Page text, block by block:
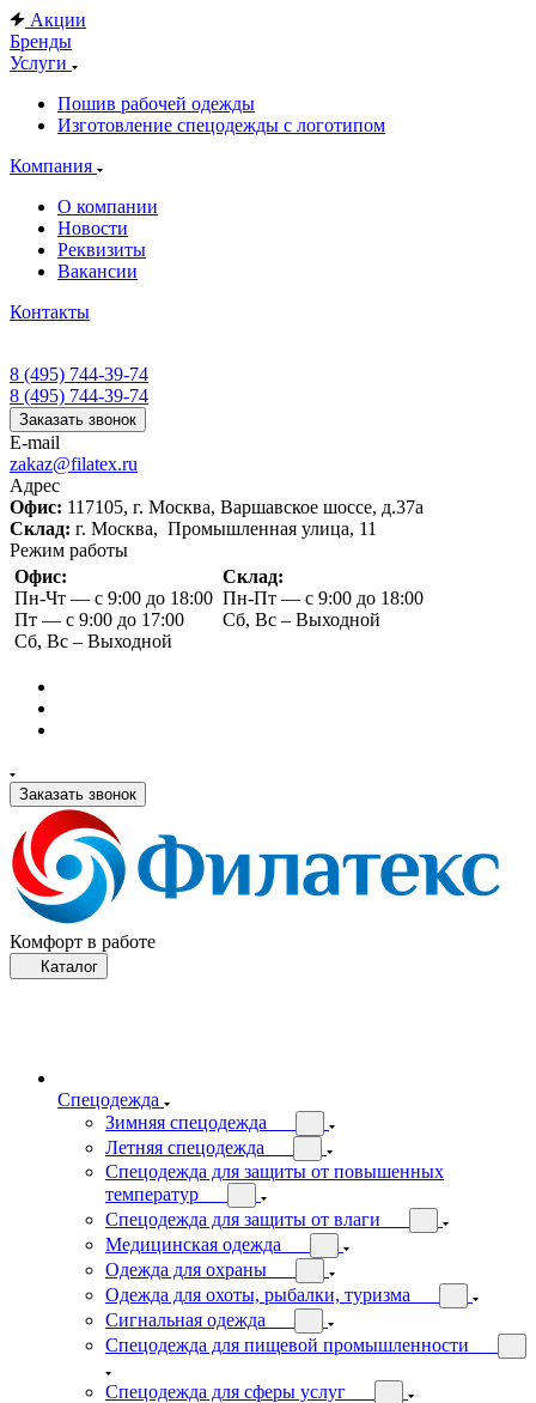
Акции
Бренды
Услуги
Пошив рабочей одежды
Изготовление спецодежды с логотипом
Компания
О компании
Новости
Реквизиты
Вакансии
Контакты
8 (495) 744-39-74
8 (495) 744-39-74
Заказать звонок
E-mail
zakaz@filatex.ru
Адрес
Офис: 117105, г. Москва, Варшавское шоссе, д.37а
Склад: г. Москва, Промышленная улица, 11
Режим работы
Офис:
Пн-Чт — с 9:00 до 18:00
Пт — с 9:00 до 17:00
Сб, Вс – Выходной
Склад:
Пн-Пт — с 9:00 до 18:00
Сб, Вс – Выходной
Заказать звонок
Комфорт в работе
Каталог
Спецодежда
Зимняя спецодежда
Летняя спецодежда
Спецодежда для защиты от повышенных
температур
Спецодежда для защиты от влаги
Медицинская одежда
Одежда для охраны
Одежда для охоты, рыбалки, туризма
Сигнальная одежда
Спецодежда для пищевой промышленности
Спецодежда для сферы услуг